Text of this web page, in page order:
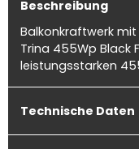
Beschreibung
Balkonkraftwerk mit
Trina 455Wp Black
leistungsstarken
Technische Daten